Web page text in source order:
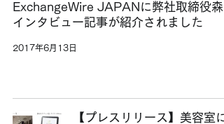
ExchangeWire JAPANに弊社取締役森
インタビュー記事が紹介されました
2017年6月13日
【プレスリリース】美容室に